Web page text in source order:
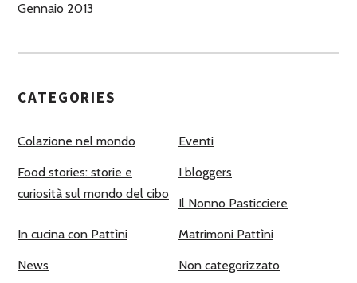
Gennaio 2013
CATEGORIES
Colazione nel mondo Eventi
Food stories: storie e
curiosità sul mondo del cibo
I bloggers
Il Nonno Pasticciere
In cucina con Pattìni Matrimoni Pattìni
News Non categorizzato